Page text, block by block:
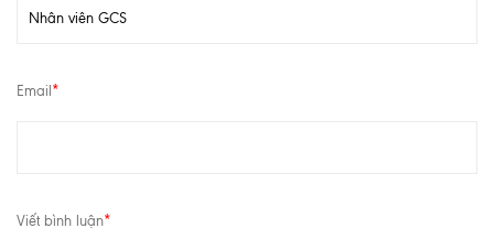
Email *
Viết bình luận*